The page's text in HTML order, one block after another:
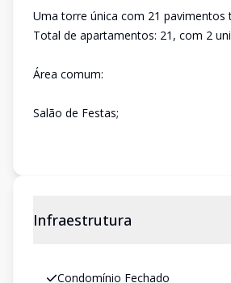
Uma torre única com 21 pavimentos
Total de apartamentos: 21, com 2
Área comum:
Salão de Festas;
Infraestrutura
Condomínio Fechado